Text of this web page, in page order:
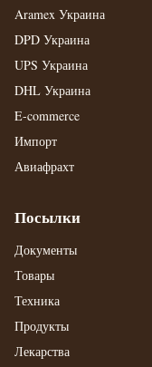
Aramex Украина
DPD Украина
UPS Украина
DHL Украина
E-commerce
Импорт
Авиафрахт
Посылки
Документы
Товары
Техника
Продукты
Лекарства